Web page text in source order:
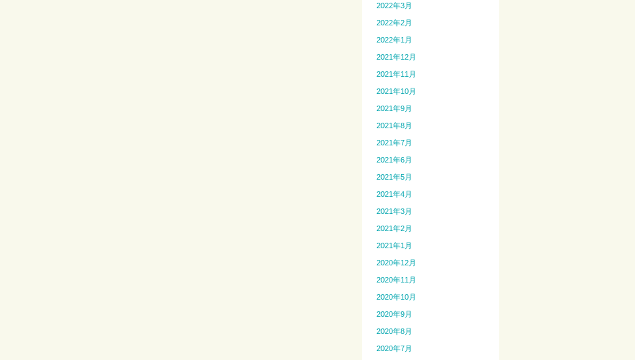
2022年3月
2022年2月
2022年1月
2021年12月
2021年11月
2021年10月
2021年9月
2021年8月
2021年7月
2021年6月
2021年5月
2021年4月
2021年3月
2021年2月
2021年1月
2020年12月
2020年11月
2020年10月
2020年9月
2020年8月
2020年7月